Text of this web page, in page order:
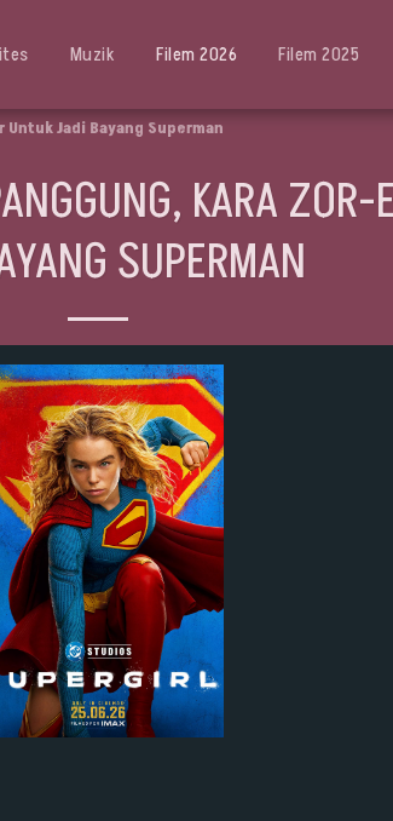
Muzik Filem 2026 Filem 2025
Jadi Bayang Superman
KARA ZOR-
SUPERMAN